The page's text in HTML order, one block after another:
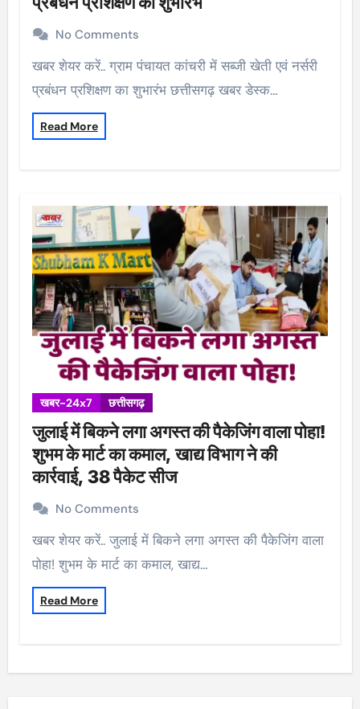
No Comments
खबर शेयर करें.. ग्राम पंचायत कांचरी में सब्जी खेती एवं नर्सरी
प्रबंधन प्रशिक्षण का शुभारंभ छत्तीसगढ़ खबर डेस्क…
Read More
खबर-24x7 छत्तीसगढ़
जुलाई में बिकने लगा अगस्त की पैकेजिंग वाला पोहा!
शुभम के मार्ट का कमाल, खाद्य विभाग ने की
कार्रवाई, 38 पैकेट सीज
No Comments
खबर शेयर करें.. जुलाई में बिकने लगा अगस्त की पैकेजिंग वाला
पोहा! शुभम के मार्ट का कमाल, खाद्य…
Read More